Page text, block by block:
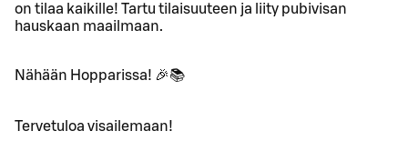
on tilaa kaikille! Tartu tilaisuuteen ja liity pubivisan
hauskaan maailmaan.
Nähään Hopparissa! 🎉📚
Tervetuloa visailemaan!